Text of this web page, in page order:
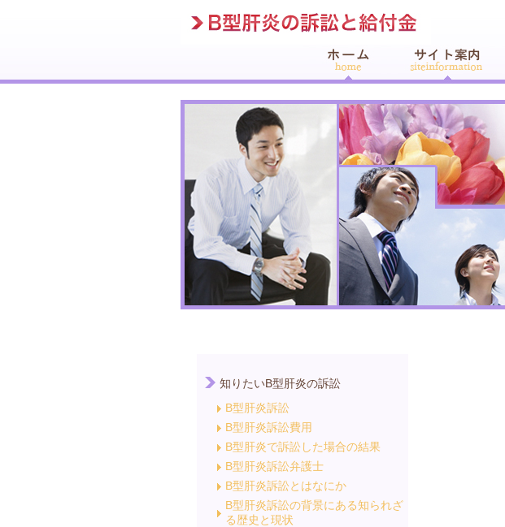
知りたいB型肝炎の訴訟
B型肝炎訴訟
B型肝炎訴訟費用
B型肝炎で訴訟した場合の結果
B型肝炎訴訟弁護士
B型肝炎訴訟とはなにか
B型肝炎訴訟の背景にある知られざ
る歴史と現状